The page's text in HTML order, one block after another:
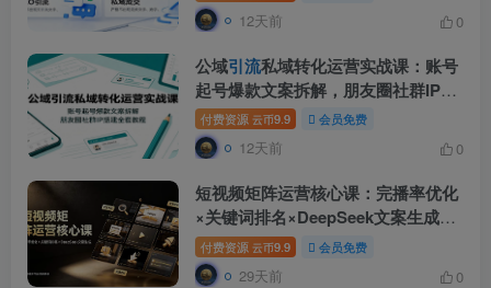
12天前 0
公域引流私域转化运营实战课：账号
起号爆款文案拆解，朋友圈社群IP搭
建全套教程
付费资源 云币9.9 会员免费
12天前 0
短视频矩阵运营核心课：完播率优化
×关键词排名×DeepSeek文案生成，
从零搭建多平台引流体系
付费资源 云币9.9 会员免费
29天前 0